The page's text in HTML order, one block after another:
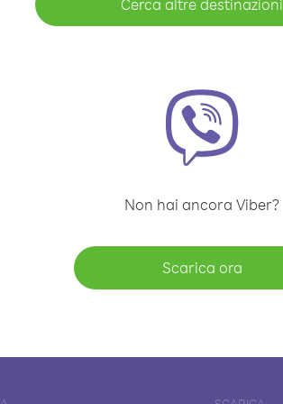
Cerca altre destinazioni
Non hai ancora Viber?
Scarica ora